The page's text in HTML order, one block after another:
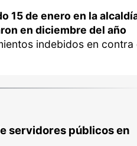
15 de enero en la
en diciembre del año
indebidos en contra
servidores públicos en